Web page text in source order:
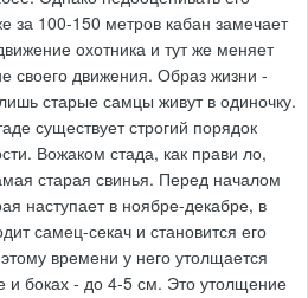
за 100-150 метров кабан замечает
охотника и тут же меняет
своего движения. Образ жизни -
старые самцы живут в одиночку.
существует строгий порядок
Вожаком стада, как прави ло,
старая свинья. Перед началом
наступает в ноябре-декабре, в
самец-секач и становится его
времени у него утолщается
и боках - до 4-5 см. Это утолщение